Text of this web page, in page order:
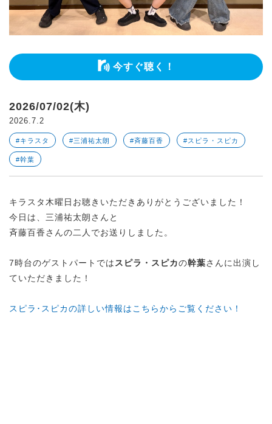
今すぐ聴く！
2026/07/02(木)
2026.7.2
#キラスタ #三浦祐太朗 #斉藤百香 #スピラ・スピカ
#幹葉
キラスタ木曜日お聴きいただきありがとうございました！
今日は、三浦祐太朗さんと
斉藤百香さんの二人でお送りしました。
7時台のゲストパートではスピラ・スピカの幹葉さんに出演し
ていただきました！
スピラ･スピカの詳しい情報はこちらからご覧ください！